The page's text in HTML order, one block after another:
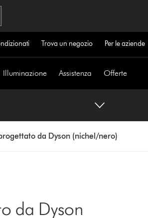
Trova un negozio Per le aziende
Illuminazione Assistenza Offerte
da Dyson (nichel/nero)
da Dyson